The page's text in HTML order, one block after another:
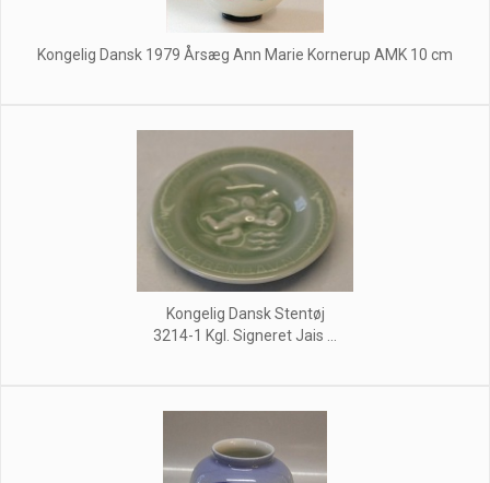
Kongelig Dansk 1979 Årsæg Ann Marie Kornerup AMK 10 cm
Kongelig Dansk Stentøj
3214-1 Kgl. Signeret Jais ...